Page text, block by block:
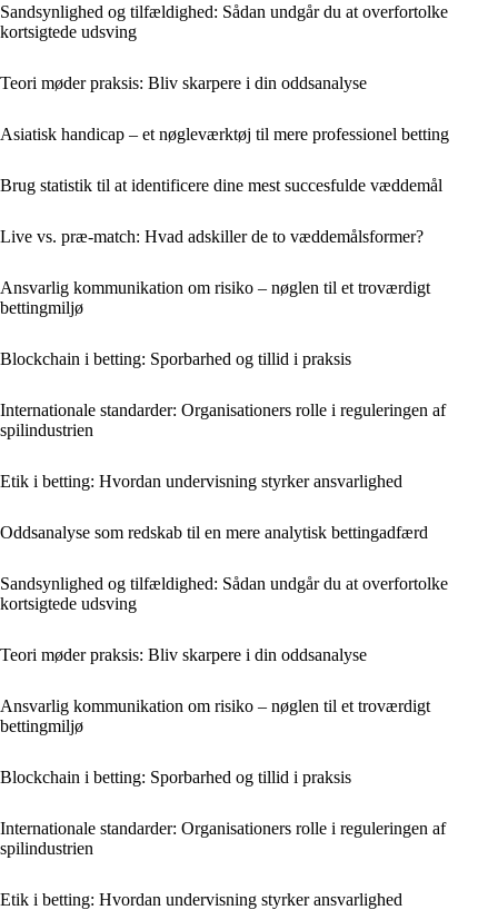
Sandsynlighed og tilfældighed: Sådan undgår du at overfortolke
kortsigtede udsving
Teori møder praksis: Bliv skarpere i din oddsanalyse
Asiatisk handicap – et nøgleværktøj til mere professionel betting
Brug statistik til at identificere dine mest succesfulde væddemål
Live vs. præ-match: Hvad adskiller de to væddemålsformer?
Ansvarlig kommunikation om risiko – nøglen til et troværdigt
bettingmiljø
Blockchain i betting: Sporbarhed og tillid i praksis
Internationale standarder: Organisationers rolle i reguleringen af
spilindustrien
Etik i betting: Hvordan undervisning styrker ansvarlighed
Oddsanalyse som redskab til en mere analytisk bettingadfærd
Sandsynlighed og tilfældighed: Sådan undgår du at overfortolke
kortsigtede udsving
Teori møder praksis: Bliv skarpere i din oddsanalyse
Ansvarlig kommunikation om risiko – nøglen til et troværdigt
bettingmiljø
Blockchain i betting: Sporbarhed og tillid i praksis
Internationale standarder: Organisationers rolle i reguleringen af
spilindustrien
Etik i betting: Hvordan undervisning styrker ansvarlighed